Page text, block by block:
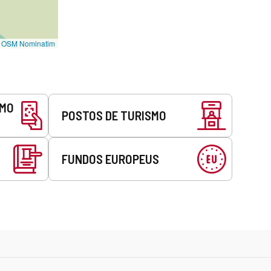
OSM Nominatim
POSTOS DE TURISMO
FUNDOS EUROPEUS